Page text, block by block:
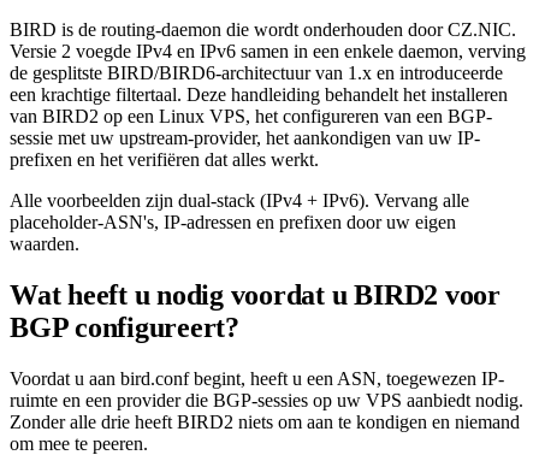
BIRD is de routing-daemon die wordt onderhouden door CZ.NIC.
Versie 2 voegde IPv4 en IPv6 samen in een enkele daemon, verving
de gesplitste BIRD/BIRD6-architectuur van 1.x en introduceerde
een krachtige filtertaal. Deze handleiding behandelt het installeren
van BIRD2 op een Linux VPS, het configureren van een BGP-
sessie met uw upstream-provider, het aankondigen van uw IP-
prefixen en het verifiëren dat alles werkt.
Alle voorbeelden zijn dual-stack (IPv4 + IPv6). Vervang alle
placeholder-ASN's, IP-adressen en prefixen door uw eigen
waarden.
Wat heeft u nodig voordat u BIRD2 voor
BGP configureert?
Voordat u aan bird.conf begint, heeft u een ASN, toegewezen IP-
ruimte en een provider die BGP-sessies op uw VPS aanbiedt nodig.
Zonder alle drie heeft BIRD2 niets om aan te kondigen en niemand
om mee te peeren.